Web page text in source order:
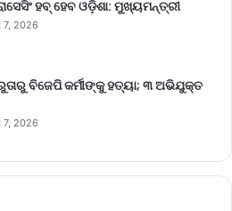
ହବ୍ ହେବ ଓଡ଼ିଶା: ମୁଖ୍ୟମନ୍ତ୍ରୀ
7, 2026
ବିଜେପି କର୍ମୀଙ୍କୁ ହତ୍ୟା; ୩ ଅଭିଯୁକ୍ତ
7, 2026